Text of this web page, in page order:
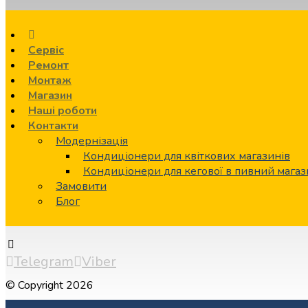
Сервіс
Ремонт
Монтаж
Магазин
Наші роботи
Контакти
Модернізація
Кондиціонери для квіткових магазинів
Кондиціонери для кегової в пивний
Замовити
Блог
Telegram Viber
© Copyright 2026